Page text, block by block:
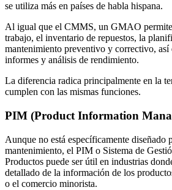
se utiliza más en países de habla hispana.
Al igual que el CMMS, un GMAO permite
trabajo, el inventario de repuestos, la
mantenimiento preventivo y correctivo, así
informes y análisis de rendimiento.
La diferencia radica principalmente en la
cumplen con las mismas funciones.
PIM (Product Information
Aunque no está específicamente diseñado
mantenimiento, el PIM o Sistema de
Productos puede ser útil en industrias
detallado de la información de los
o el comercio minorista.